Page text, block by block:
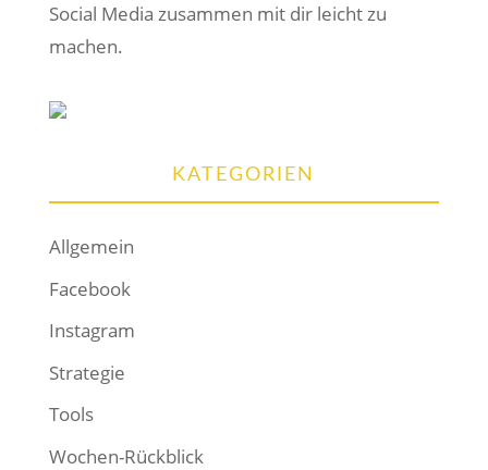
Social Media zusammen mit dir leicht zu
machen.
KATEGORIEN
Allgemein
Facebook
Instagram
Strategie
Tools
Wochen-Rückblick